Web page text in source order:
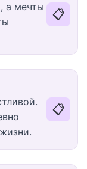
а мечты
📋
📋